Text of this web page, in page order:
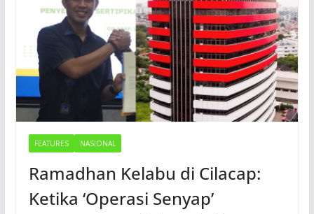
FEATURES NASIONAL
Ramadhan Kelabu di Cilacap:
Ketika ‘Operasi Senyap’